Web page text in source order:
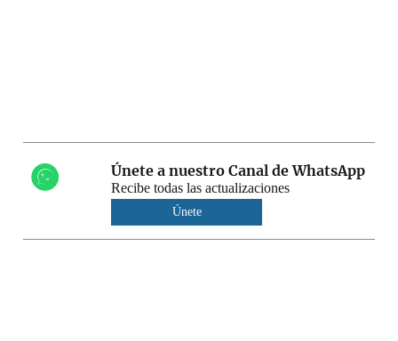
Únete a nuestro Canal de WhatsApp
Recibe todas las actualizaciones
Únete